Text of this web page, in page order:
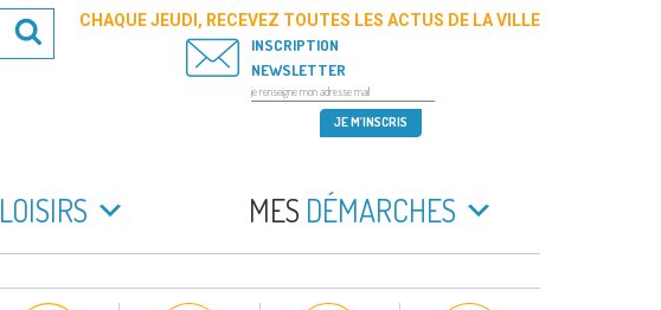
Recherche
CHAQUE JEUDI, RECEVEZ TOUTES LES ACTUS DE LA VILLE
INSCRIPTION
NEWSLETTER
LOISIRS MES DÉMARCHES